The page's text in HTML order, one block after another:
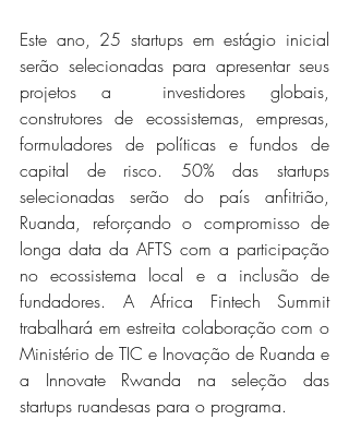
Este ano, 25 startups em estágio inicial
serão selecionadas para apresentar seus
projetos a  investidores globais,
construtores de ecossistemas, empresas,
formuladores de políticas e fundos de
capital de risco. 50% das startups
selecionadas serão do país anfitrião,
Ruanda, reforçando o compromisso de
longa data da AFTS com a participação
no ecossistema local e a inclusão de
fundadores. A Africa Fintech Summit
trabalhará em estreita colaboração com o
Ministério de TIC e Inovação de Ruanda e
a Innovate Rwanda na seleção das
startups ruandesas para o programa.